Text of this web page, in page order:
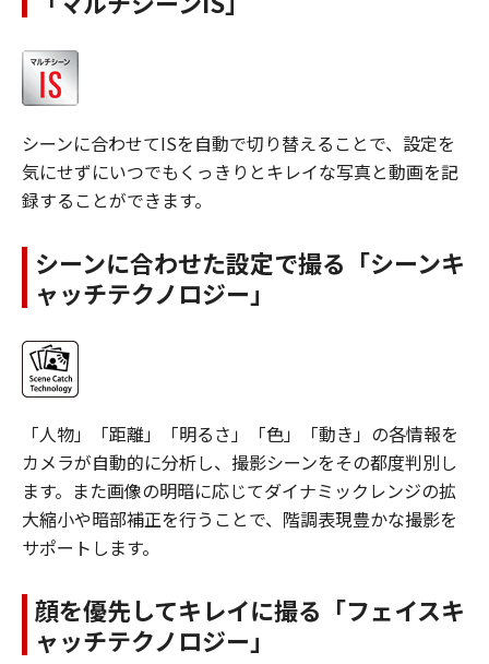
シーンに合わせてISを自動で切り替えることで、設定を
気にせずにいつでもくっきりとキレイな写真と動画を記
録することができます。
シーンに合わせた設定で撮る「シーンキ
ャッチテクノロジー」
「人物」「距離」「明るさ」「色」「動き」の各情報を
カメラが自動的に分析し、撮影シーンをその都度判別し
ます。また画像の明暗に応じてダイナミックレンジの拡
大縮小や暗部補正を行うことで、階調表現豊かな撮影を
サポートします。
顔を優先してキレイに撮る「フェイスキ
ャッチテクノロジー」